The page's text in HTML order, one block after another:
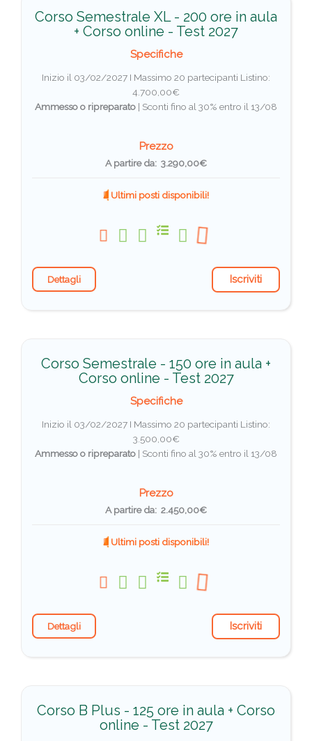
Corso Semestrale XL - 200 ore in aula
+ Corso online - Test 2027
Specifiche
Inizio il 03/02/2027 I Massimo 20 partecipanti Listino:
4.700,00€
Ammesso o ripreparato | Sconti fino al 30% entro il 13/08
Prezzo
A partire da: 3.290,00€
Ultimi posti disponibili!
Dettagli Iscriviti
Corso Semestrale - 150 ore in aula +
Corso online - Test 2027
Specifiche
Inizio il 03/02/2027 I Massimo 20 partecipanti Listino:
3.500,00€
Ammesso o ripreparato | Sconti fino al 30% entro il 13/08
Prezzo
A partire da: 2.450,00€
Ultimi posti disponibili!
Dettagli Iscriviti
Corso B Plus - 125 ore in aula + Corso
online - Test 2027